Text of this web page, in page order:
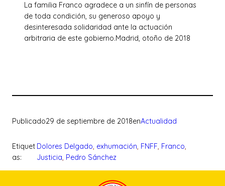
La familia Franco agradece a un sinfín de personas
de toda condición, su generoso apoyo y
desinteresada solidaridad ante la actuación
arbitraria de este gobierno.Madrid, otoño de 2018
Publicado29 de septiembre de 2018enActualidad
Etiquet
as:
Dolores Delgado, exhumación, FNFF, Franco
Justicia, Pedro Sánchez